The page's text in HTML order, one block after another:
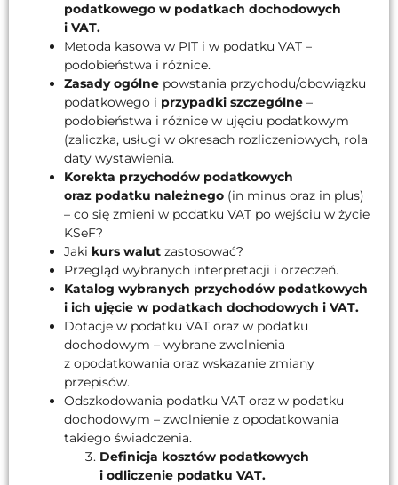
podatkowego w podatkach dochodowych
i VAT.
Metoda kasowa w PIT i w podatku VAT –
podobieństwa i różnice.
Zasady ogólne powstania przychodu/obowiązku
podatkowego i przypadki szczególne –
podobieństwa i różnice w ujęciu podatkowym
(zaliczka, usługi w okresach rozliczeniowych, rola
daty wystawienia.
Korekta przychodów podatkowych
oraz podatku należnego (in minus oraz in plus)
– co się zmieni w podatku VAT po wejściu w życie
KSeF?
Jaki kurs walut zastosować?
Przegląd wybranych interpretacji i orzeczeń.
Katalog wybranych przychodów podatkowych
i ich ujęcie w podatkach dochodowych i VAT.
Dotacje w podatku VAT oraz w podatku
dochodowym – wybrane zwolnienia
z opodatkowania oraz wskazanie zmiany
przepisów.
Odszkodowania podatku VAT oraz w podatku
dochodowym – zwolnienie z opodatkowania
takiego świadczenia.
Definicja kosztów podatkowych
i odliczenie podatku VAT.